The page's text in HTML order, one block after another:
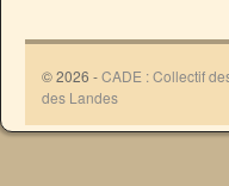
© 2026 -CADE : Collectif
des Landes